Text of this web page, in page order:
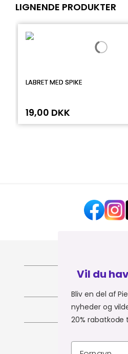
LIGNENDE PRODUKTER
LABRET MED SPIKE
19,00 DKK
HJÆLP OG
MER FRA
SHOPPER FRA:Du
Vil du have 20%
Bliv en del af
nyheder og vilde tilbud på
20% rabatkode til dit næste